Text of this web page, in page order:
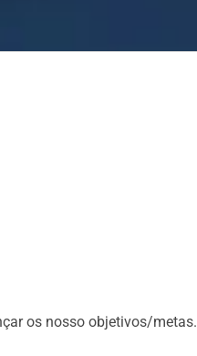
os nosso objetivos/metas.